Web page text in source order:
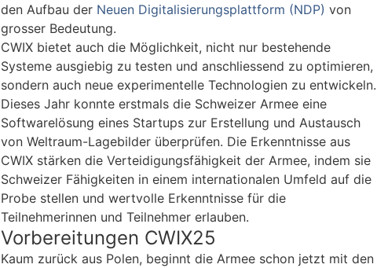
den Aufbau der Neuen Digitalisierungsplattform (NDP) von
grosser Bedeutung.
CWIX bietet auch die Möglichkeit, nicht nur bestehende
Systeme ausgiebig zu testen und anschliessend zu optimieren,
sondern auch neue experimentelle Technologien zu entwickeln.
Dieses Jahr konnte erstmals die Schweizer Armee eine
Softwarelösung eines Startups zur Erstellung und Austausch
von Weltraum-Lagebilder überprüfen. Die Erkenntnisse aus
CWIX stärken die Verteidigungsfähigkeit der Armee, indem sie
Schweizer Fähigkeiten in einem internationalen Umfeld auf die
Probe stellen und wertvolle Erkenntnisse für die
Teilnehmerinnen und Teilnehmer erlauben.
Vorbereitungen CWIX25
Kaum zurück aus Polen, beginnt die Armee schon jetzt mit den